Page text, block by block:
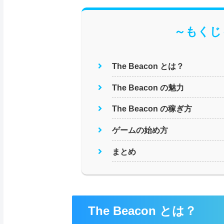
～もくじ
The Beacon とは？
The Beacon の魅力
The Beacon の稼ぎ方
ゲームの始め方
まとめ
The Beacon とは？